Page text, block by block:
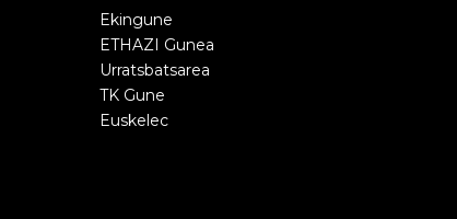
Ekingune
ETHAZI Gunea
Urratsbatsarea
TK Gune
Euskelec